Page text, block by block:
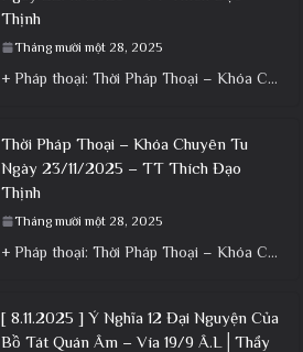
Thịnh
Tháng mười một 28, 2025
+ Pháp thoại: Thời Pháp Thoại – Khóa Chuyên Tu Ngày 22/11/2025 – TT Thích Đạo Thịnh + Album: Pháp
Thời Pháp Thoại – Khóa Chuyên Tu
Ngày 23/11/2025 – TT Thích Đạo
Thịnh
Tháng mười một 28, 2025
+ Pháp thoại: Thời Pháp Thoại – Khóa Chuyên Tu Ngày 23/11/2025 – TT Thích Đạo Thịnh + Album: Pháp
[ 8.11.2025 ] Ý Nghĩa 12 Đại Nguyện Của
Bồ Tát Quán Âm – Vía 19/9 Â.L│Thầy